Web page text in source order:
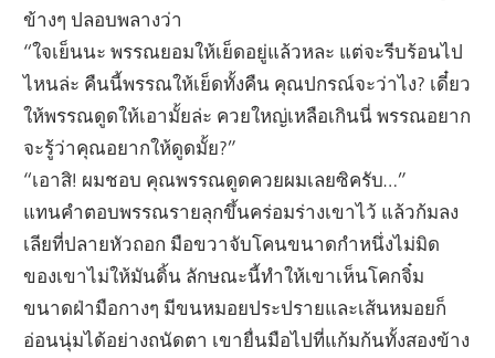
ข้างๆ ปลอบพลางว่า
“ใจเย็นนะ พรรณยอมให้เย็ดอยู่แล้วหละ แต่จะรีบร้อนไป
ไหนล่ะ คืนนี้พรรณให้เย็ดทั้งคืน คุณปกรณ์จะว่าไง? เดี๋ยว
ให้พรรณดูดให้เอามั้ยล่ะ ควยใหญ่เหลือเกินนี่ พรรณอยาก
จะรู้ว่าคุณอยากให้ดูดมั้ย?”
“เอาสิ! ผมชอบ คุณพรรณดูดควยผมเลยซิครับ…”
แทนคำตอบพรรณรายลุกขึ้นคร่อมร่างเขาไว้ แล้วก้มลง
เลียที่ปลายหัวถอก มือขวาจับโคนขนาดกำหนึ่งไม่มิด
ของเขาไม่ให้มันดิ้น ลักษณะนี้ทำให้เขาเห็นโคกจิ๋ม
ขนาดฝ่ามือกางๆ มีขนหมอยประปรายและเส้นหมอยก็
อ่อนนุ่มได้อย่างถนัดตา เขายื่นมือไปที่แก้มก้นทั้งสองข้าง